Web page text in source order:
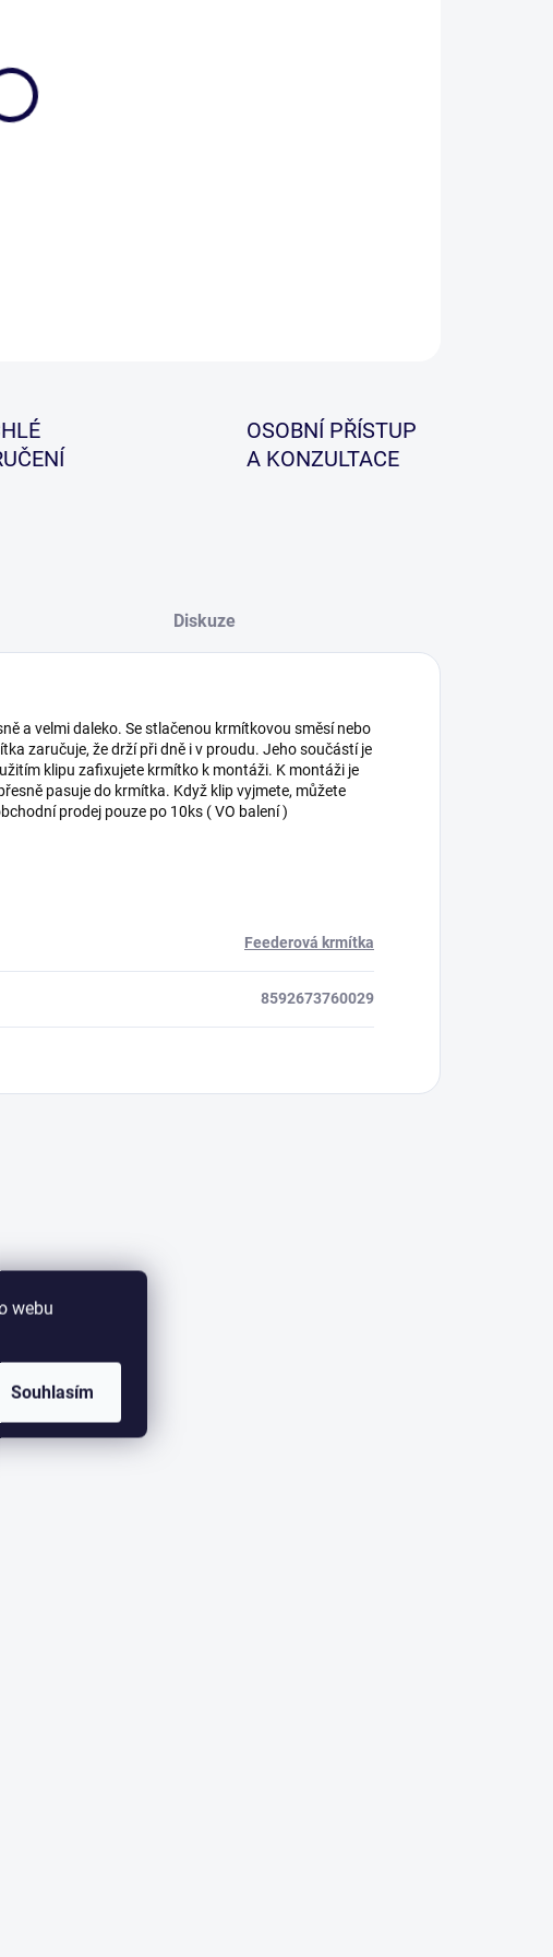
webu
Souhlasím
Velmi oblíbené a kvalitně zpracované krmítko, které je
OSOBNÍ PŘÍSTUP
A KONZULTACE
Diskuze
a velmi daleko. Se stlačenou krmítkovou směsí nebo
zaručuje, že drží při dně i v proudu. Jeho součástí je
klipu zafixujete krmítko k montáži. K montáži je
pasuje do krmítka. Když klip vyjmete, můžete
prodej pouze po 10ks ( VO balení )
Feederová krmítka
8592673760029